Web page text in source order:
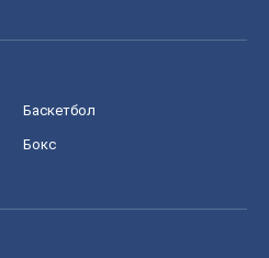
Баскетбол
Бокс